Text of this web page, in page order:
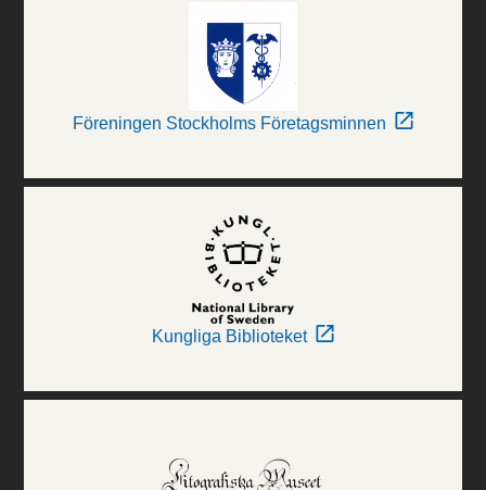
Föreningen Stockholms Företagsminnen
Kungliga Biblioteket